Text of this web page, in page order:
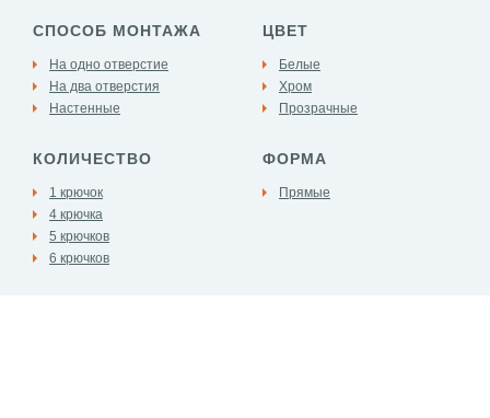
СПОСОБ МОНТАЖА
На одно отверстие
На два отверстия
Настенные
ЦВЕТ
Белые
Хром
Прозрачные
КОЛИЧЕСТВО
1 крючок
4 крючка
5 крючков
6 крючков
ФОРМА
Прямые